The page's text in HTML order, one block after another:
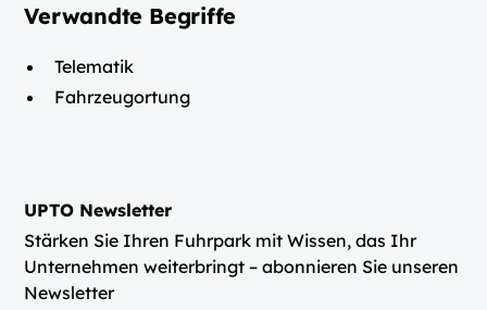
UPTO Newsletter
Stärken Sie Ihren Fuhrpark mit Wissen, das Ihr
Unternehmen weiterbringt – abonnieren Sie unseren
Newsletter
Verwandte Begriffe
Telematik
Fahrzeugortung